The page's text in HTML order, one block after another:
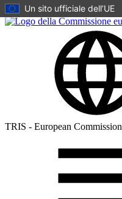
Skip to main content
Un sito ufficiale dell’UE
TRIS - European Commission